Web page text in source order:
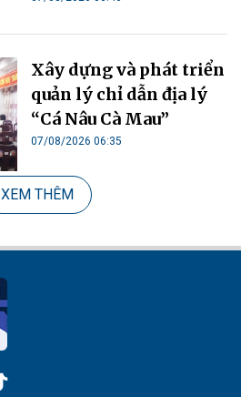
Xây dựng và phát triển
quản lý chỉ dẫn địa lý
“Cá Nâu Cà Mau”
07/08/2026 06:35
XEM THÊM